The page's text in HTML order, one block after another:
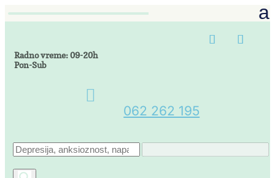
Radno vreme: 09-20h
Pon-Sub

062 262 195